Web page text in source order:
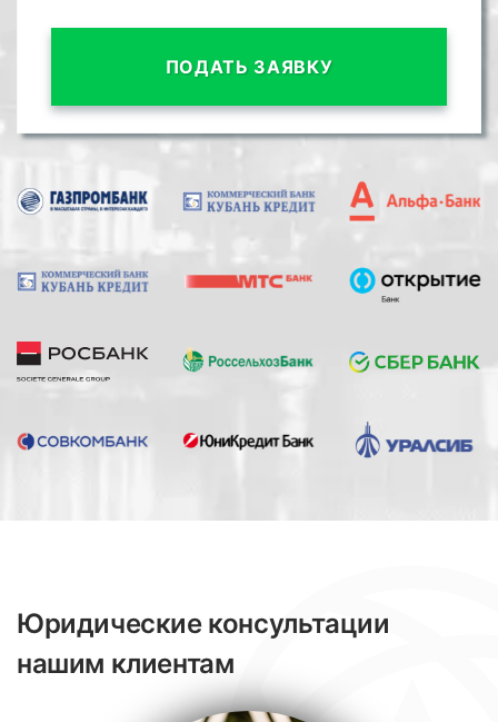
ПОДАТЬ ЗАЯВКУ
Юридические консультации
нашим клиентам